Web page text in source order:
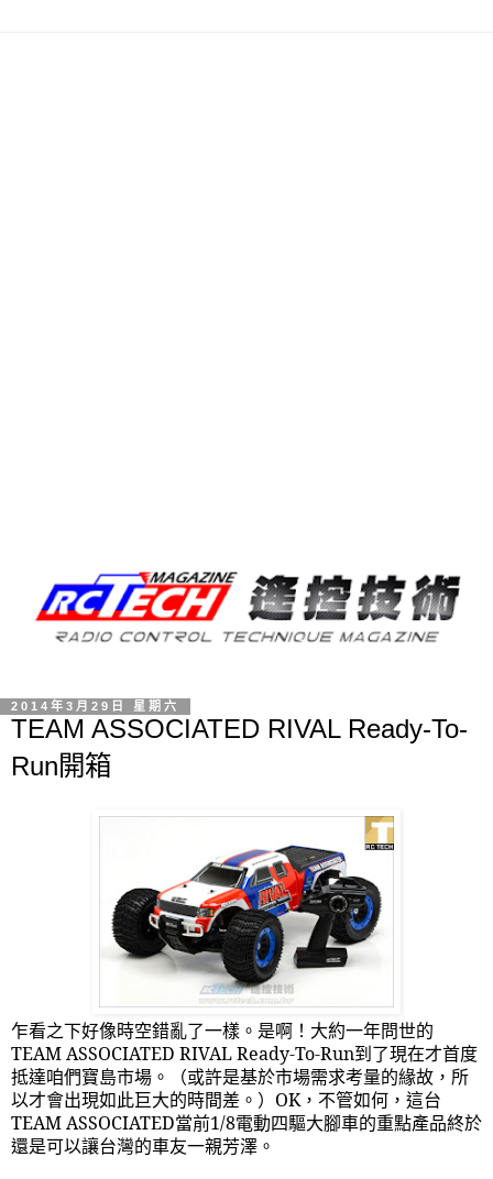
2014年3月29日 星期六
TEAM ASSOCIATED RIVAL Ready-To-
Run開箱
乍看之下好像時空錯亂了一樣。是啊！大約一年問世的
TEAM ASSOCIATED RIVAL Ready-To-Run到了現在才首度
抵達咱們寶島市場。（或許是基於市場需求考量的緣故，所
以才會出現如此巨大的時間差。） OK，不管如何，這台
TEAM ASSOCIATED當前1/8電動四驅大腳車的重點產品終於
還是可以讓台灣的車友一親芳澤。